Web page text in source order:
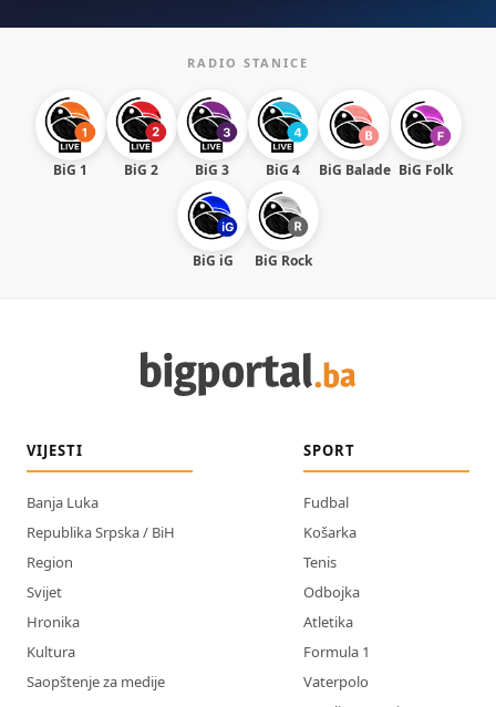
RADIO STANICE
BiG 1 BiG 2 BiG 3 BiG 4 BiG Balade BiG Folk
BiG iG BiG Rock
VIJESTI
Banja Luka
Republika Srpska / BiH
Region
Svijet
Hronika
Kultura
Saopštenje za medije
SPORT
Fudbal
Košarka
Tenis
Odbojka
Atletika
Formula 1
Vaterpolo